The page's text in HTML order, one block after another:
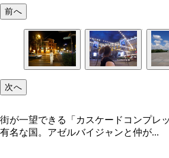
前へ
次へ
街が一望できる「カスケードコンプレ
有名な国。アゼルバイジャンと仲が...